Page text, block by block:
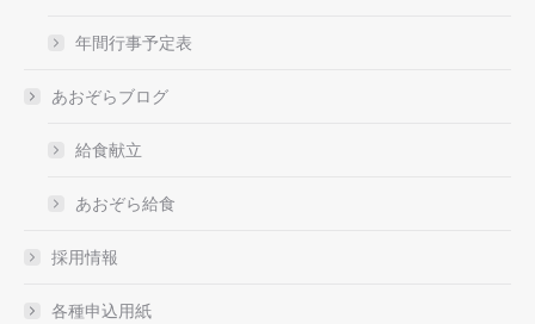
年間行事予定表
あおぞらブログ
給食献立
あおぞら給食
採用情報
各種申込用紙